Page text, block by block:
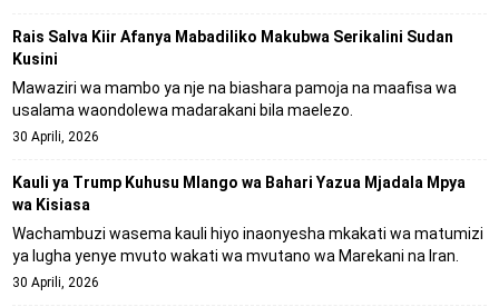
Rais Salva Kiir Afanya Mabadiliko Makubwa Serikalini Sudan
Kusini
Mawaziri wa mambo ya nje na biashara pamoja na maafisa wa
usalama waondolewa madarakani bila maelezo.
30 Aprili, 2026
Kauli ya Trump Kuhusu Mlango wa Bahari Yazua Mjadala Mpya
wa Kisiasa
Wachambuzi wasema kauli hiyo inaonyesha mkakati wa matumizi
ya lugha yenye mvuto wakati wa mvutano wa Marekani na Iran.
30 Aprili, 2026